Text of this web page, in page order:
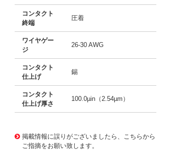
コンタクト
終端
圧着
ワイヤゲー
ジ
26-30 AWG
コンタクト
仕上げ
錫
コンタクト
仕上げ厚さ
100.0µin（2.54µm）
掲載情報に誤りがございましたら、こちらから
ご指摘をお願い致します。